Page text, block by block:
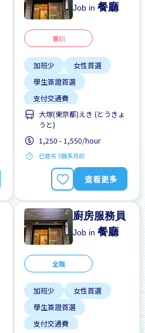
Job in餐廳
兼职
加班少
女性首選
學生簽證首選
支付交通費
有機會被錄取全職工作
男性首選
大塚(東京都)えき (とうきょ
うと)
1,250 - 1,550/hour
已發布 3個多月前
查看更多
廚房服務員
Job in餐廳
全職
加班少
女性首選
學生簽證首選
支付交通費